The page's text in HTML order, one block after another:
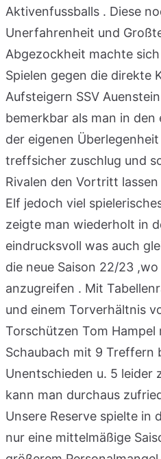
Aktivenfussballs . Diese
Unerfahrenheit und
Abgezockheit machte
Spielen gegen die direkte
Aufsteigern SSV
bemerkbar als man in
der eigenen
treffsicher zuschlug und
Rivalen den Vortritt
Elf jedoch viel
zeigte man wiederholt in
eindrucksvoll was auch
die neue Saison 22/23
anzugreifen . Mit
und einem Torverhältnis
Torschützen Tom Hampel
Schaubach mit 9 Treffern
Unentschieden u. 5 leider
kann man durchaus
Unsere Reserve spielte in
nur eine mittelmäßige